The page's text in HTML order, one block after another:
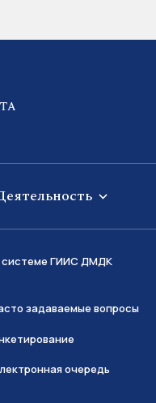
ГИИС ДМДК
задаваемые вопросы
очередь